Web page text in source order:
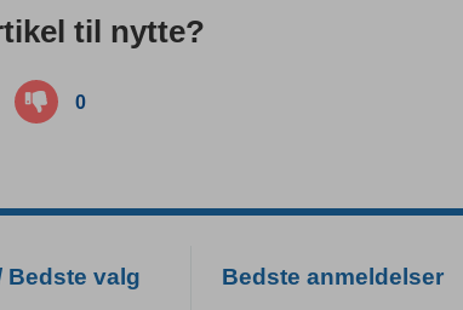
til nytte?
0
Bedste valg Bedste anmeldelser